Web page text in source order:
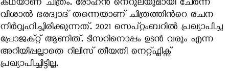
കഥയാണ് ചിത്രം. രോഹന്‍ നെറുലയുമായി ചേര്‍ന്ന്
വിശാല്‍ ഭരദ്വാദ് തന്നെയാണ് ചിത്രത്തിന്‍റെ രചന
നിര്‍വ്വഹിച്ചിരിക്കുന്നത്. 2021 സെപ്റ്റംബറില്‍ പ്രഖ്യാപിച്ച
പ്രോജക്റ്റ് ആണിത്. ടീസറിനൊപ്പം ഉടന്‍ വരും എന്ന
അറിയിപ്പല്ലാതെ റിലീസ് തീയതി നെറ്റ്ഫ്ലിക്സ്
പ്രഖ്യാപിച്ചിട്ടില്ല.